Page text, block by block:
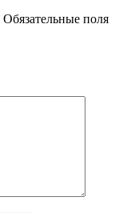
Обязательные поля